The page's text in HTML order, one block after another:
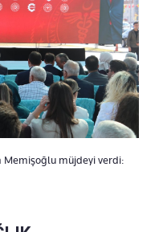
müjdeyi verdi: